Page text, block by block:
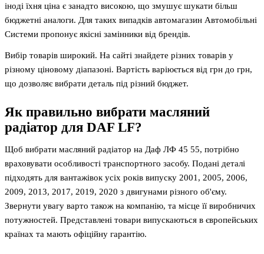
іноді їхня ціна є занадто високою, що змушує шукати більш
бюджетні аналоги. Для таких випадків автомагазин Автомобільні
Системи пропонує якісні замінники від брендів.
Вибір товарів широкий. На сайті знайдете різних товарів у
різному ціновому діапазоні. Вартість варіюється від грн до грн,
що дозволяє вибрати деталь під різний бюджет.
Як правильно вибрати масляний
радіатор для DAF LF?
Щоб вибрати масляний радіатор на Даф ЛФ 45 55, потрібно
враховувати особливості транспортного засобу. Подані деталі
підходять для вантажівок усіх років випуску 2001, 2005, 2006,
2009, 2013, 2017, 2019, 2020 з двигунами різного об'єму.
Звернути увагу варто також на компанію, та місце її виробничих
потужностей. Представлені товари випускаються в європейських
країнах та мають офіційну гарантію.